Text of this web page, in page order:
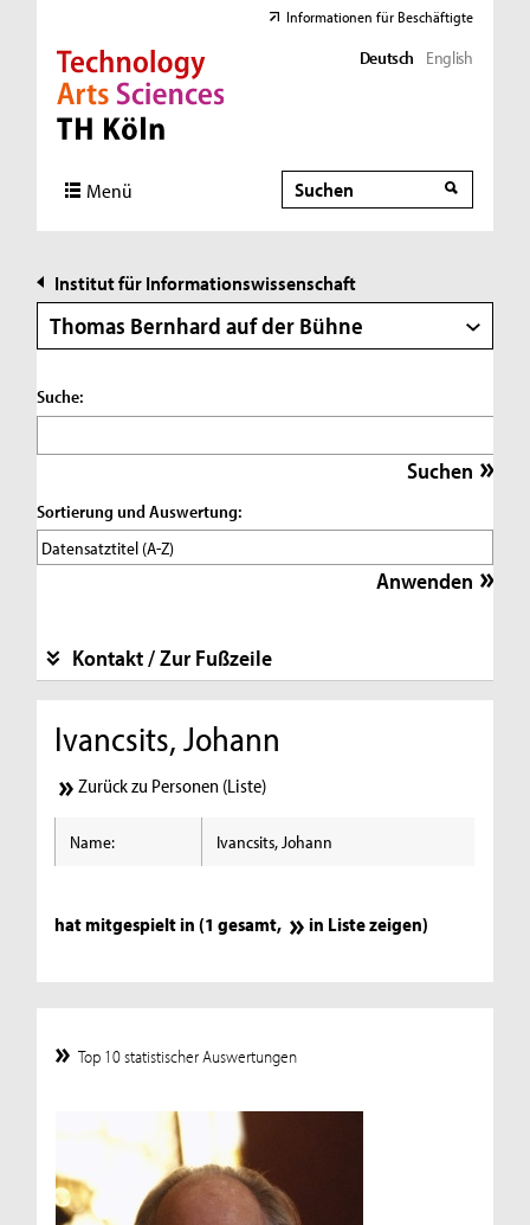
Direkt zur Hauptnavigation
Direkt zur Subnavigation
Direkt zum Inhalt
Direkt zum Fußbereich
Informationen für Beschäftigte
Deutsch English
Menü Suche
Suche
Institut für Informationswissenschaft
Thomas Bernhard auf der Bühne
Suche:
Sortierung und Auswertung:
Kontakt / Zur Fußzeile
Ivancsits, Johann
Zurück zu Personen (Liste)
Name: Ivancsits, Johann
hat mitgespielt in (1 gesamt, in Liste zeigen)
Top 10 statistischer Auswertungen